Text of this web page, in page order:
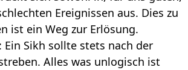
Ereignissen aus. Dies zu
ist ein Weg zur Erlösung.
Ein Sikh sollte stets nach der
Alles was unlogisch ist